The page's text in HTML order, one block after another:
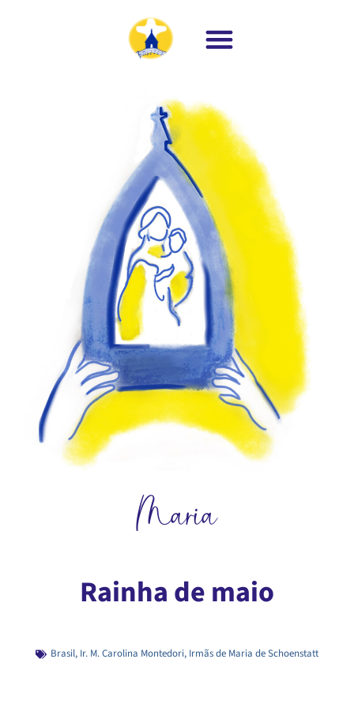
Maria
Rainha de maio
Brasil, Ir. M. Carolina Montedori, Irmãs de Maria de Schoenstatt